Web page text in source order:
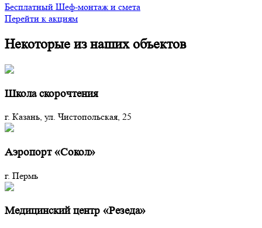
Бесплатный Шеф-монтаж и смета
Перейти к акциям
Некоторые из наших объектов
Школа скорочтения
г. Казань, ул. Чистопольская, 25
Аэропорт «Сокол»
г. Пермь
Медицинский центр «Резеда»